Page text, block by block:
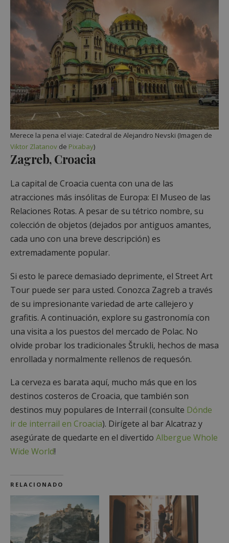
Merece la pena el viaje: Catedral de Alejandro Nevski (Imagen de
Viktor Zlatanov de Pixabay)
Zagreb, Croacia
La capital de Croacia cuenta con una de las
atracciones más insólitas de Europa: El Museo de las
Relaciones Rotas. A pesar de su tétrico nombre, su
colección de objetos (dejados por antiguos amantes,
cada uno con una breve descripción) es
extremadamente popular.
Si esto le parece demasiado deprimente, el Street Art
Tour puede ser para usted. Conozca Zagreb a través
de su impresionante variedad de arte callejero y
grafitis. A continuación, explore su gastronomía con
una visita a los puestos del mercado de Polac. No
olvide probar los tradicionales Štrukli, hechos de masa
enrollada y normalmente rellenos de requesón.
La cerveza es barata aquí, mucho más que en los
destinos costeros de Croacia, que también son
destinos muy populares de Interrail (consulte Dónde
ir de interrail en Croacia). Dirígete al bar Alcatraz y
asegúrate de quedarte en el divertido Albergue Whole
Wide World!
RELACIONADO